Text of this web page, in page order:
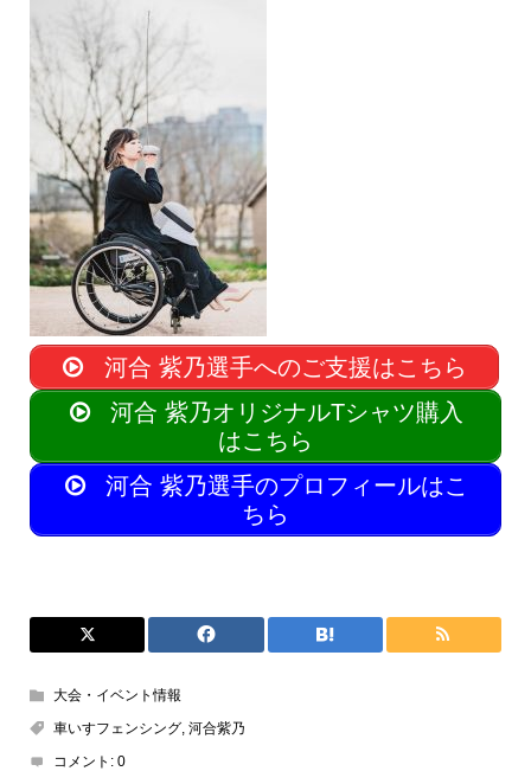
河合 紫乃選手へのご支援はこちら
河合 紫乃オリジナルTシャツ購入
はこちら
河合 紫乃​選手のプロフィールはこ
ちら
大会・イベント情報
車いすフェンシング, 河合紫乃
コメント: 0